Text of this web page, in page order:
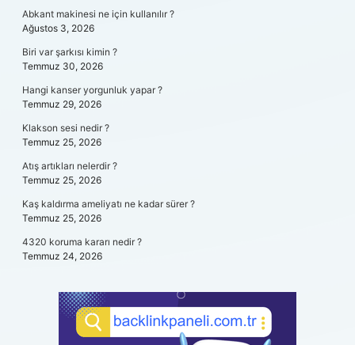
Abkant makinesi ne için kullanılır ?
Ağustos 3, 2026
Biri var şarkısı kimin ?
Temmuz 30, 2026
Hangi kanser yorgunluk yapar ?
Temmuz 29, 2026
Klakson sesi nedir ?
Temmuz 25, 2026
Atış artıkları nelerdir ?
Temmuz 25, 2026
Kaş kaldırma ameliyatı ne kadar sürer ?
Temmuz 25, 2026
4320 koruma kararı nedir ?
Temmuz 24, 2026